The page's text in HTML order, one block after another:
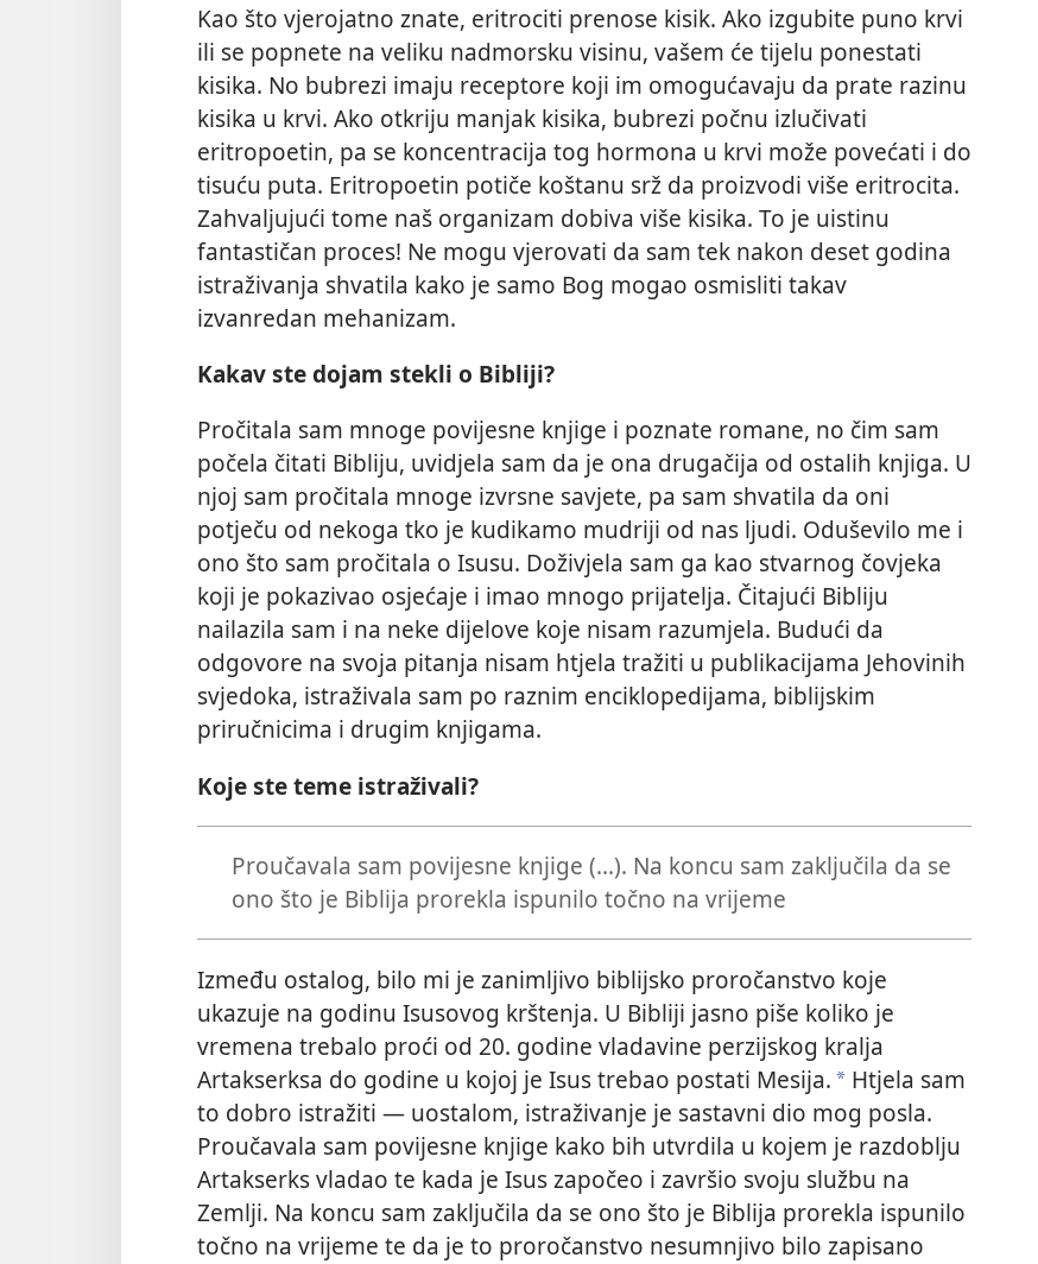
Kao što vjerojatno znate, eritrociti prenose kisik. Ako izgubite puno krvi
ili se popnete na veliku nadmorsku visinu, vašem će tijelu ponestati
kisika. No bubrezi imaju receptore koji im omogućavaju da prate razinu
kisika u krvi. Ako otkriju manjak kisika, bubrezi počnu izlučivati
eritropoetin, pa se koncentracija tog hormona u krvi može povećati i do
tisuću puta. Eritropoetin potiče koštanu srž da proizvodi više eritrocita.
Zahvaljujući tome naš organizam dobiva više kisika. To je uistinu
fantastičan proces! Ne mogu vjerovati da sam tek nakon deset godina
istraživanja shvatila kako je samo Bog mogao osmisliti takav
izvanredan mehanizam.
Kakav ste dojam stekli o Bibliji?
Pročitala sam mnoge povijesne knjige i poznate romane, no čim sam
počela čitati Bibliju, uvidjela sam da je ona drugačija od ostalih knjiga. U
njoj sam pročitala mnoge izvrsne savjete, pa sam shvatila da oni
potječu od nekoga tko je kudikamo mudriji od nas ljudi. Oduševilo me i
ono što sam pročitala o Isusu. Doživjela sam ga kao stvarnog čovjeka
koji je pokazivao osjećaje i imao mnogo prijatelja. Čitajući Bibliju
nailazila sam i na neke dijelove koje nisam razumjela. Budući da
odgovore na svoja pitanja nisam htjela tražiti u publikacijama Jehovinih
svjedoka, istraživala sam po raznim enciklopedijama, biblijskim
priručnicima i drugim knjigama.
Koje ste teme istraživali?
Proučavala sam povijesne knjige (...). Na koncu sam zaključila da se
ono što je Biblija prorekla ispunilo točno na vrijeme
Između ostalog, bilo mi je zanimljivo biblijsko proročanstvo koje
ukazuje na godinu Isusovog krštenja. U Bibliji jasno piše koliko je
vremena trebalo proći od 20. godine vladavine perzijskog kralja
Artakserksa do godine u kojoj je Isus trebao postati Mesija. * Htjela sam
to dobro istražiti — uostalom, istraživanje je sastavni dio mog posla.
Proučavala sam povijesne knjige kako bih utvrdila u kojem je razdoblju
Artakserks vladao te kada je Isus započeo i završio svoju službu na
Zemlji. Na koncu sam zaključila da se ono što je Biblija prorekla ispunilo
točno na vrijeme te da je to proročanstvo nesumnjivo bilo zapisano